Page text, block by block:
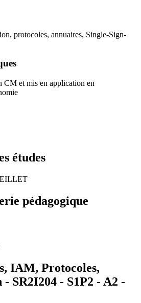
protocoles, annuaires, Single-Sign-
CM et mis en application en
études
pédagogique
IAM, Protocoles,
SR2I204 - S1P2 - A2 -